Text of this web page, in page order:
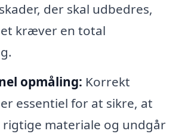
der skal udbedres,
kræver en total
opmåling: Korrekt
essentiel for at sikre, at
materiale og undgår